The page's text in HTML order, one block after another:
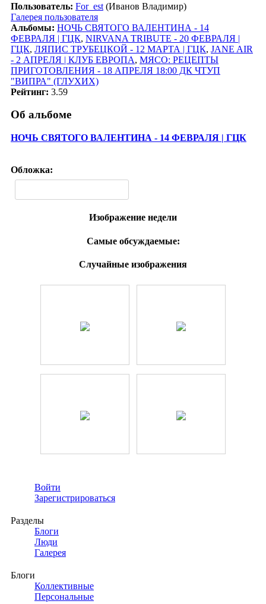
Пользователь: For_est (Иванов Владимир)
Галерея пользователя
Альбомы: НОЧЬ СВЯТОГО ВАЛЕНТИНА - 14
ФЕВРАЛЯ | ГЦК, NIRVANA TRIBUTE - 20 ФЕВРАЛЯ |
ГЦК, ЛЯПИС ТРУБЕЦКОЙ - 12 МАРТА | ГЦК, JANE AIR
- 2 АПРЕЛЯ | КЛУБ ЕВРОПА, МЯСО: РЕЦЕПТЫ
ПРИГОТОВЛЕНИЯ - 18 АПРЕЛЯ 18:00 ДК ЧТУП
"ВИПРА" (ГЛУХИХ)
Рейтинг: 3.59
Об альбоме
НОЧЬ СВЯТОГО ВАЛЕНТИНА - 14 ФЕВРАЛЯ | ГЦК
Обложка:
Изображение недели
Самые обсуждаемые:
Случайные изображения
Войти
Зарегистрироваться
Разделы
Блоги
Люди
Галерея
Блоги
Коллективные
Персональные